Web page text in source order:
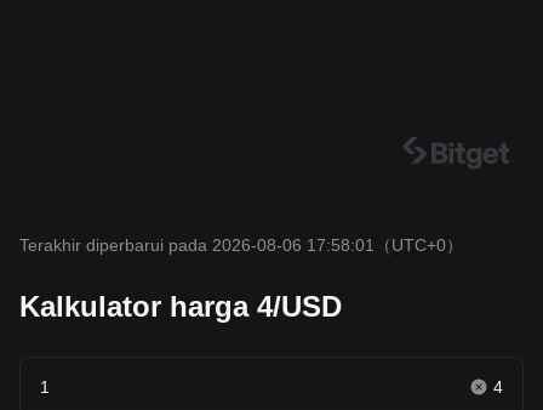
Terakhir diperbarui pada 2026-08-06 17:58:01 （UTC+0）
Kalkulator harga 4/USD
4